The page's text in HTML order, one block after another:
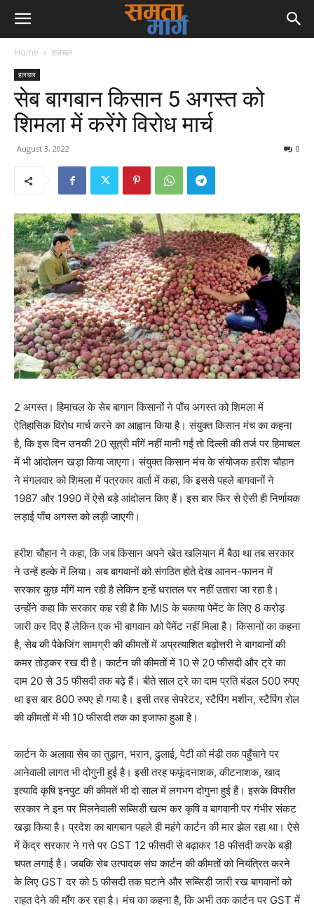
Home हलचल
हलचल
सेब बागबान किसान 5 अगस्त को
शिमला में करेंगे विरोध मार्च
August 3, 2022 0
2 अगस्त। हिमाचल के सेब बागान किसानों ने पाँच अगस्त को शिमला में
ऐतिहासिक विरोध मार्च करने का आह्वान किया है। संयुक्त किसान मंच का कहना
है, कि इस दिन उनकी 20 सूत्री माँगें नहीं मानी गईं तो दिल्ली की तर्ज पर हिमाचल
में भी आंदोलन खड़ा किया जाएगा। संयुक्त किसान मंच के संयोजक हरीश चौहान
ने मंगलवार को शिमला में पत्रकार वार्ता में कहा, कि इससे पहले बागवानों ने
1987 और 1990 में ऐसे बड़े आंदोलन किए हैं। इस बार फिर से ऐसी ही निर्णायक
लड़ाई पाँच अगस्त को लड़ी जाएगी।
हरीश चौहान ने कहा, कि जब किसान अपने खेत खलियान में बैठा था तब सरकार
ने उन्हें हल्के में लिया। अब बागवानों को संगठित होते देख आनन-फानन में
सरकार कुछ माँगें मान रही है लेकिन इन्हें धरातल पर नहीं उतारा जा रहा है।
उन्होंने कहा कि सरकार कह रही है कि MIS के बकाया पेमेंट के लिए 8 करोड़
जारी कर दिए हैं लेकिन एक भी बागवान को पेमेंट नहीं मिला है। किसानों का कहना
है, सेब की पैकेजिंग सामग्री की कीमतों में अप्रत्याशित बढ़ोत्तरी ने बागवानों की
कमर तोड़कर रख दी है। कार्टन की कीमतों में 10 से 20 फीसदी और ट्रे का
दाम 20 से 35 फीसदी तक बढ़े हैं। बीते साल ट्रे का दाम प्रति बंडल 500 रुपए
था इस बार 800 रुपए हो गया है। इसी तरह सेपरेटर, स्टैपिंग मशीन, स्टैपिंग रोल
की कीमतों में भी 10 फीसदी तक का इजाफा हुआ है।
कार्टन के अलावा सेब का तुड़ान, भरान, ढुलाई, पेटी को मंडी तक पहुँचाने पर
आनेवाली लागत भी दोगुनी हुई है। इसी तरह फफूंदनाशक, कीटनाशक, खाद
इत्यादि कृषि इनपुट की कीमतें भी दो साल में लगभग दोगुना हुई हैं। इसके विपरीत
सरकार ने इन पर मिलनेवाली सब्सिडी खत्म कर कृषि व बागवानी पर गंभीर संकट
खड़ा किया है। प्रदेश का बागबान पहले ही महंगे कार्टन की मार झेल रहा था। ऐसे
में केंद्र सरकार ने गत्ते पर GST 12 फीसदी से बढ़ाकर 18 फीसदी करके बड़ी
चपत लगाई है। जबकि सेब उत्पादक संघ कार्टन की कीमतों को नियंत्रित करने
के लिए GST दर को 5 फीसदी तक घटाने और सब्सिडी जारी रख बागवानों को
राहत देने की माँग कर रहा है। मंच का कहना है, कि अभी तक कार्टन पर GST में